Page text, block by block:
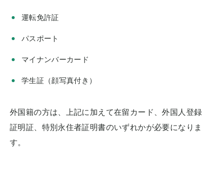
運転免許証
パスポート
マイナンバーカード
学生証（顔写真付き）
外国籍の方は、上記に加えて在留カード、外国人登録
証明証、特別永住者証明書のいずれかが必要になりま
す。